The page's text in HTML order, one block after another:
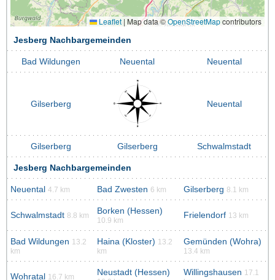
Leaflet | Map data ©OpenStreetMapcontributors
Jesberg Nachbargemeinden
Bad Wildungen Neuental Neuental
Gilserberg Neuental
Gilserberg Gilserberg Schwalmstadt
Jesberg Nachbargemeinden
Neuental 4.7 km Bad Zwesten 6 km Gilserberg 8.1 km
Schwalmstadt 8.8 km Borken (Hessen)
10.9 km
Frielendorf 13 km
Bad Wildungen 13.2
km
Haina (Kloster) 13.2
km
Gemünden (Wohra)
13.4 km
Wohratal 16.7 km Neustadt (Hessen) Willingshausen 17.1